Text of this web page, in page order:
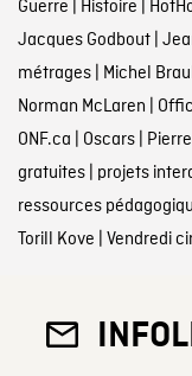
Guerre | Histoire |
Jacques Godbout|
métrages| Michel
Norman McLaren |
ONF.ca | Oscars|
gratuites| projets
ressources
Torill Kove | Vendredi